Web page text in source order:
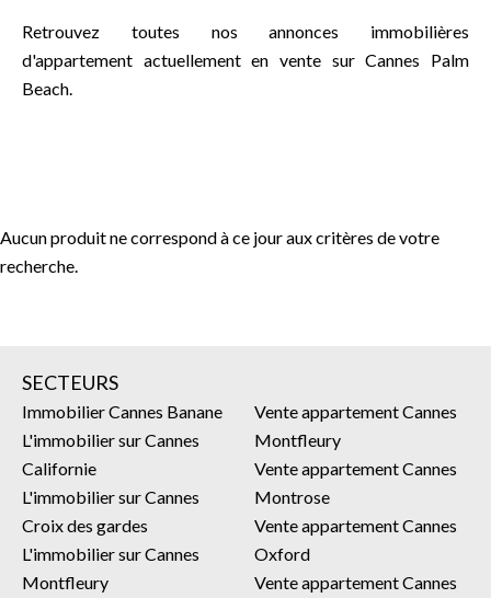
Retrouvez toutes nos annonces immobilières
d'appartement actuellement en vente sur Cannes Palm
Beach.
Aucun produit ne correspond à ce jour aux critères de votre
recherche.
SECTEURS
Immobilier Cannes Banane
L'immobilier sur Cannes
Californie
L'immobilier sur Cannes
Croix des gardes
L'immobilier sur Cannes
Montfleury
Vente appartement Cannes
Montfleury
Vente appartement Cannes
Montrose
Vente appartement Cannes
Oxford
Vente appartement Cannes